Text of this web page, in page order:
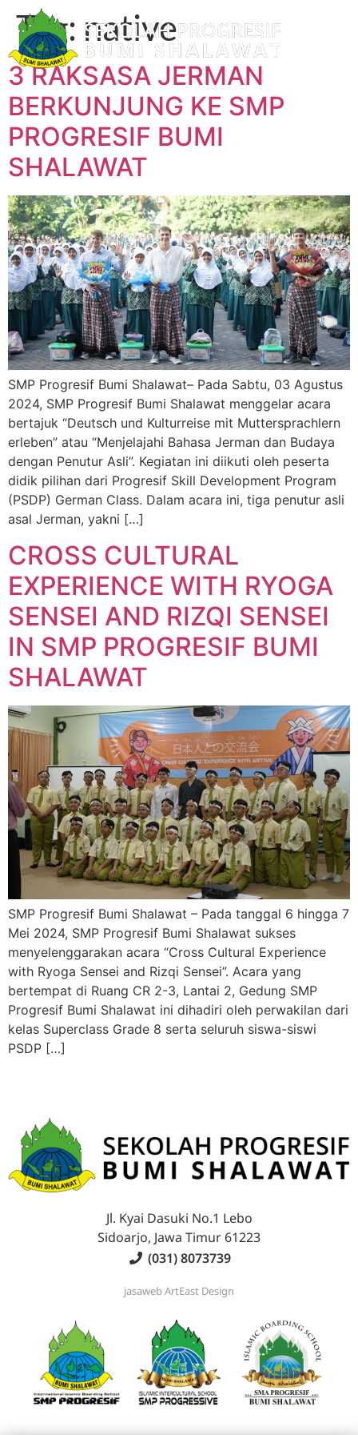
Tag: native
3 RAKSASA JERMAN
BERKUNJUNG KE SMP
PROGRESIF BUMI
SHALAWAT
SMP Progresif Bumi Shalawat– Pada Sabtu, 03 Agustus
2024, SMP Progresif Bumi Shalawat menggelar acara
bertajuk “Deutsch und Kulturreise mit Muttersprachlern
erleben” atau “Menjelajahi Bahasa Jerman dan Budaya
dengan Penutur Asli”. Kegiatan ini diikuti oleh peserta
didik pilihan dari Progresif Skill Development Program
(PSDP) German Class. Dalam acara ini, tiga penutur asli
asal Jerman, yakni […]
CROSS CULTURAL
EXPERIENCE WITH RYOGA
SENSEI AND RIZQI SENSEI
IN SMP PROGRESIF BUMI
SHALAWAT
SMP Progresif Bumi Shalawat – Pada tanggal 6 hingga 7
Mei 2024, SMP Progresif Bumi Shalawat sukses
menyelenggarakan acara “Cross Cultural Experience
with Ryoga Sensei and Rizqi Sensei”. Acara yang
bertempat di Ruang CR 2-3, Lantai 2, Gedung SMP
Progresif Bumi Shalawat ini dihadiri oleh perwakilan dari
kelas Superclass Grade 8 serta seluruh siswa-siswi
PSDP […]
Jl. Kyai Dasuki No.1 Lebo
Sidoarjo, Jawa Timur 61223
(031) 8073739
jasawebArtEast Design